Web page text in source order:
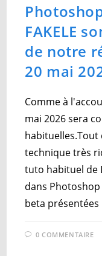
FAKELE
de notre
20 mai
Comme à
mai 2026 sera
habituelles.Tout
technique très
tuto habituel de
dans
beta
0 COMMENTAIRE